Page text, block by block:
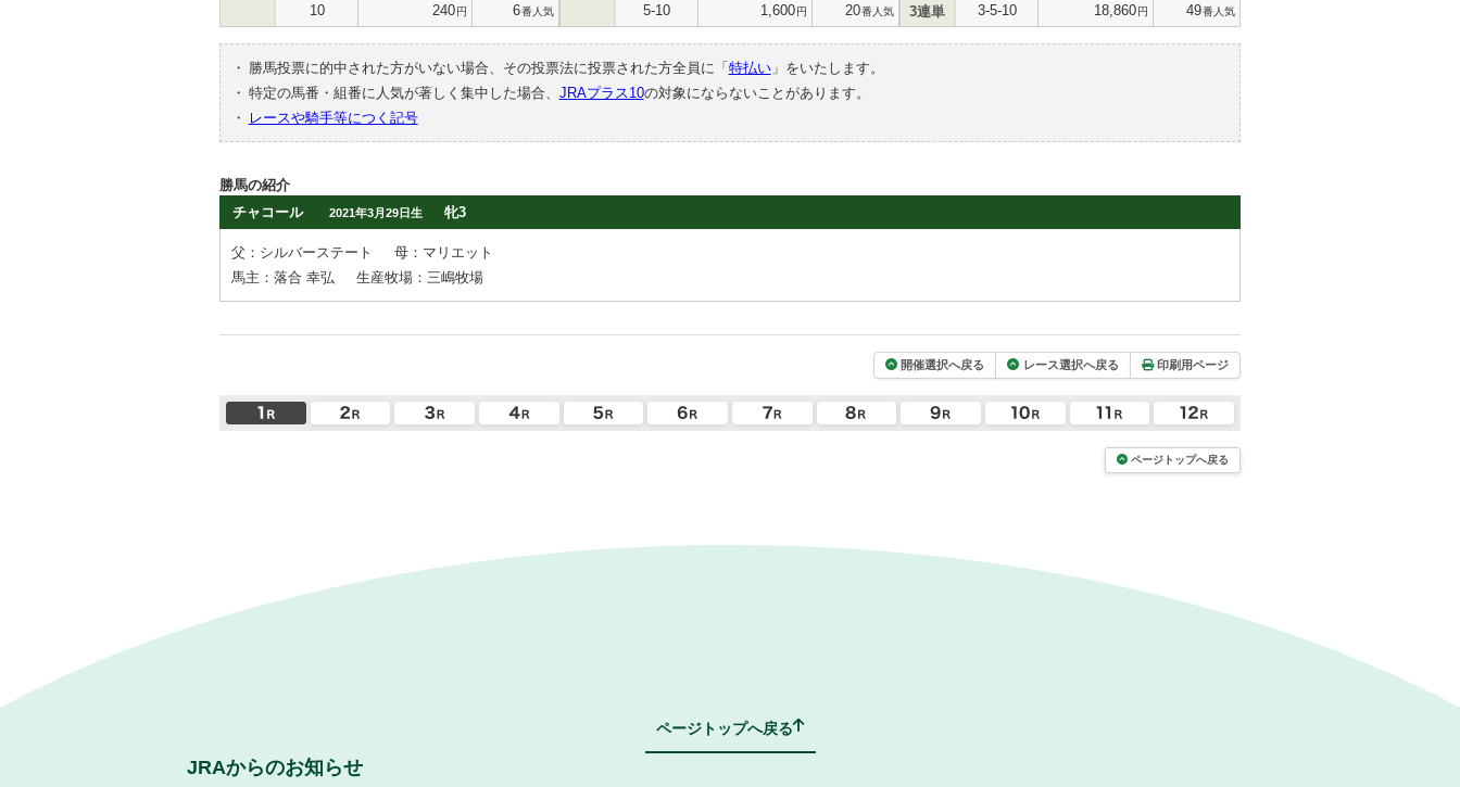
10 240円 6番人気 5-10 1,600円 20番人気 3連単 3-5-10 18,860円 49番人気
・ 勝馬投票に的中された方がいない場合、その投票法に投票された方全員に「 特払い」をいたします。
・ 特定の馬番・組番に人気が著しく集中した場合、 JRAプラス10の対象にならないことがあります。
・
レースや騎手等につく記号
勝馬の紹介
チャコール
2021年3月29日生 牝3
父：シルバーステート
母：マリエット
馬主：落合 幸弘
生産牧場：三嶋牧場
開催選択へ戻る レース選択へ戻る 印刷用ページ
ページトップへ戻る
ページトップへ戻る
JRAからのお知らせ